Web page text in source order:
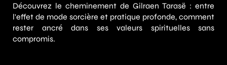
Découvrez le cheminement de Gilraen Tarasë : entre
l'effet de mode sorcière et pratique profonde, comment
rester ancré dans ses valeurs spirituelles sans
compromis.